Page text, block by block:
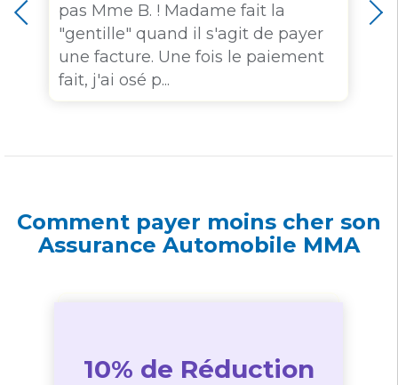
pas Mme B. ! Madame fait la
"gentille" quand il s'agit de payer
une facture. Une fois le paiement
fait, j'ai osé p...
Comment payer moins cher son
Assurance Automobile MMA
10% de Réduction